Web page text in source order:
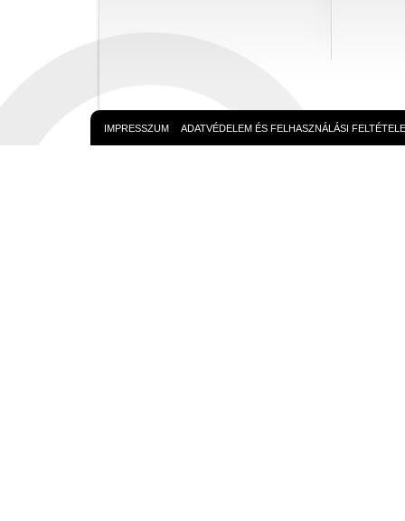
IMPRESSZUM ADATVÉDELEM ÉS FELHASZNÁLÁSI